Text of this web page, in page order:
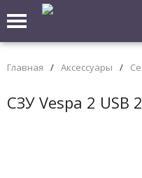
Главная / Аксессуары /
СЗУ Vespa 2 USB